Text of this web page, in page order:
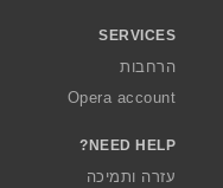
SERVICES
הרחבות
Opera account
NEED HELP?
עזרה ותמיכה